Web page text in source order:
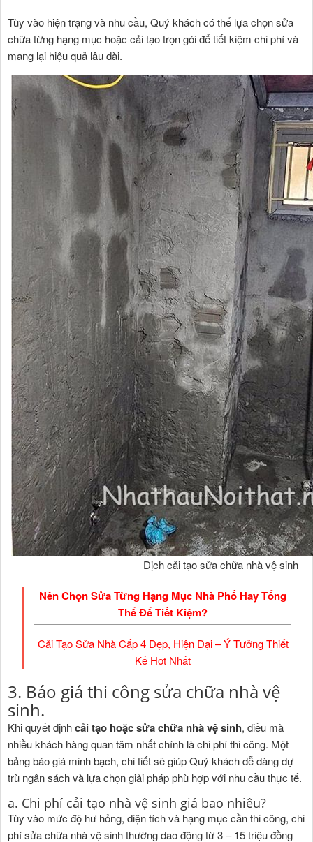
Tùy vào hiện trạng và nhu cầu, Quý khách có thể lựa chọn sửa
chữa từng hạng mục hoặc cải tạo trọn gói để tiết kiệm chi phí và
mang lại hiệu quả lâu dài.
Dịch cải tạo sửa chữa nhà vệ sinh
Nên Chọn Sửa Từng Hạng Mục Nhà Phố Hay Tổng
Thể Để Tiết Kiệm?
Cải Tạo Sửa Nhà Cấp 4 Đẹp, Hiện Đại – Ý Tưởng Thiết
Kế Hot Nhất
3. Báo giá thi công sửa chữa nhà vệ
sinh.
Khi quyết địnhcải tạo hoặc sửa chữa nhà vệ sinh, điều mà
nhiều khách hàng quan tâm nhất chính là chi phí thi công. Một
bảng báo giá minh bạch, chi tiết sẽ giúp Quý khách dễ dàng dự
trù ngân sách và lựa chọn giải pháp phù hợp với nhu cầu thực tế.
a. Chi phí cải tạo nhà vệ sinh giá bao nhiêu?
Tùy vào mức độ hư hỏng, diện tích và hạng mục cần thi công, chi
phí sửa chữa nhà vệ sinh thường dao động từ 3 – 15 triệu đồng